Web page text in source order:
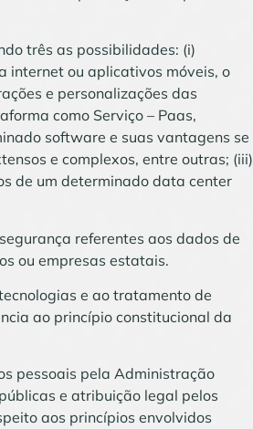
três as possibilidades: (i)
internet ou aplicativos móveis, o
e personalizações das
como Serviço – Paas,
software e suas vantagens se
e complexos, entre outras; (iii)
de um determinado data center
referentes aos dados de
ou empresas estatais.
e ao tratamento de
ao princípio constitucional da
pessoais pela Administração
e atribuição legal pelos
aos princípios envolvidos